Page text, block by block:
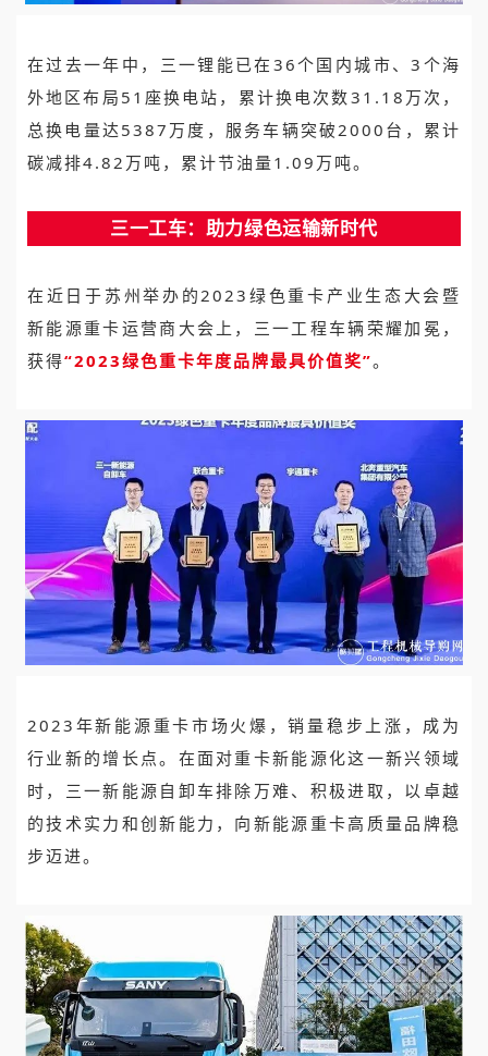
在过去一年中，三一锂能已在36个国内城市、3个海
外地区布局51座换电站，累计换电次数31.18万次，
总换电量达5387万度，服务车辆突破2000台，累计
碳减排4.82万吨，累计节油量1.09万吨。
三一工车：助力绿色运输新时代
在近日于苏州举办的2023绿色重卡产业生态大会暨
新能源重卡运营商大会上，三一工程车辆荣耀加冕，
获得“2023绿色重卡年度品牌最具价值奖”。
2023年新能源重卡市场火爆，销量稳步上涨，成为
行业新的增长点。在面对重卡新能源化这一新兴领域
时，三一新能源自卸车排除万难、积极进取，以卓越
的技术实力和创新能力，向新能源重卡高质量品牌稳
步迈进。